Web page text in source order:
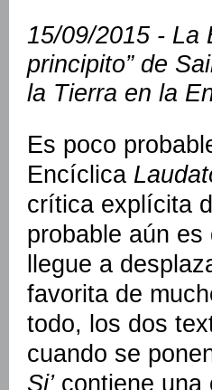
15/09/2015 - La
principito” de
la Tierra en la
Es poco
Encíclica
crítica explícita
probable aún
llegue a
favorita de
todo, los dos
cuando se
Si’contiene una